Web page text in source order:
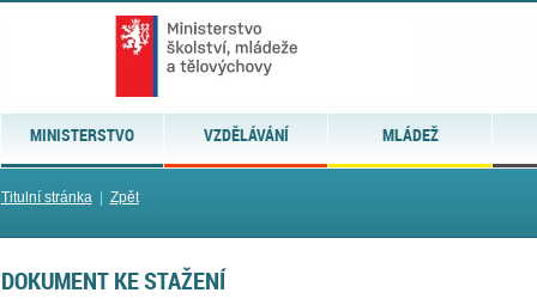
MINISTERSTVO VZDĚLÁVÁNÍ MLÁDEŽ
Titulní stránka| Zpět
DOKUMENT KE STAŽENÍ